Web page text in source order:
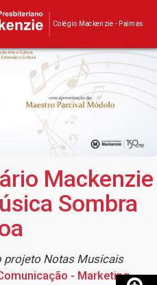
Colégio Mackenzie - Palmas
Mackenzie
Sombra
projeto Notas Musicais
- Marketing